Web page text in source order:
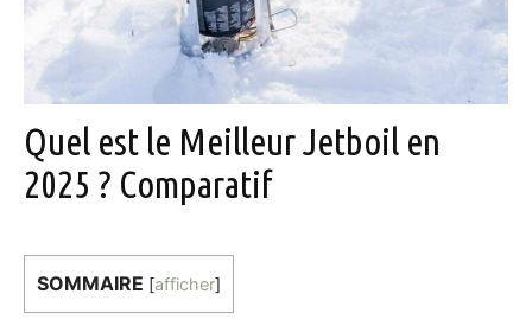
Quel est le Meilleur Jetboil en
2025 ? Comparatif
SOMMAIRE [afficher]